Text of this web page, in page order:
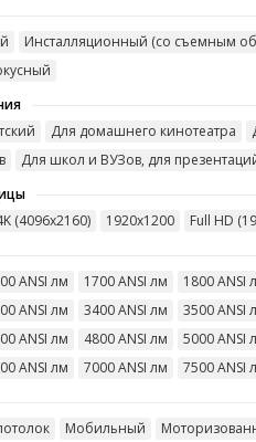
Инсталляционный (со съемным
Для домашнего кинотеатра
Для школ и ВУЗов, для
(4096x2160) 1920x1200 Full HD
ANSI лм 1700 ANSI лм 1800 ANSI
ANSI лм 3400 ANSI лм 3500 ANSI
ANSI лм 4800 ANSI лм 5000 ANSI
ANSI лм 7000 ANSI лм 7500 ANSI
Мобильный